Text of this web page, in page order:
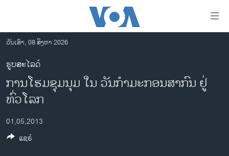
ເຂົ້າ
ຫາ
ຂ້າມ
ຂ້າມ
ຂ້າມ
ໄປ
ຫາ
ຊອກ
ລາວ
ອາເມຣິກາ
ຂ່າວ​ຈີນ
ວັນເສົາ, 08 ສິງຫາ 2026
ຮູບສະໄລດ໌
ການໂຮມຊຸມນຸມ ໃນ ວັນກຳມະກອນສາກົນ ຢູ່
ທົ່ວໂລກ
01,05,2013
ແຊຣ໌